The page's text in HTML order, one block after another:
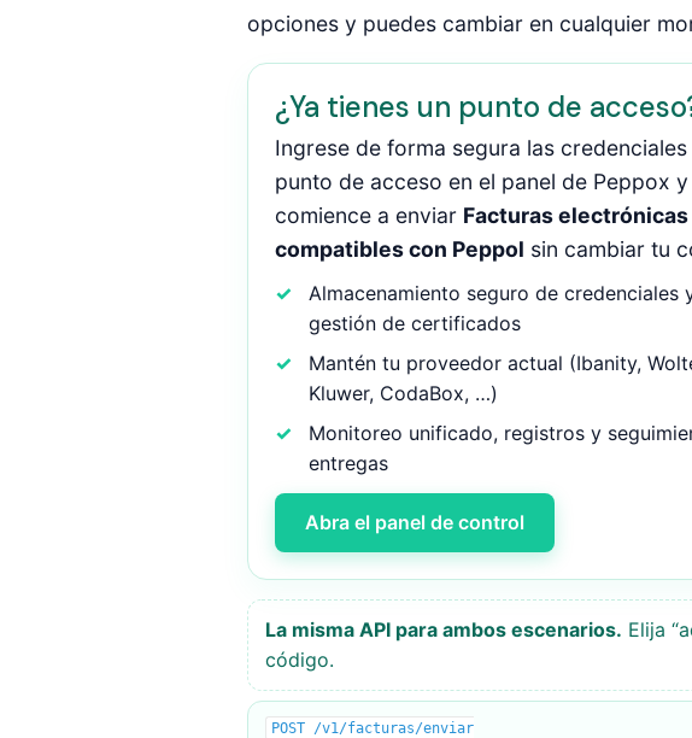
opciones y puedes cambiar en cualquier
¿Ya tienes un punto de
Ingrese de forma segura las credenciales
punto de acceso en el panel de Peppox y
comience a enviar Facturas electrónicas
compatibles con Peppol sin cambiar tu
Almacenamiento seguro de credenciales
gestión de certificados
Mantén tu proveedor actual (Ibanity,
Kluwer, CodaBox, …)
Monitoreo unificado, registros y
entregas
Abra el panel de control
La misma API para ambos escenarios. Elija
código.
POST /v1/facturas/enviar